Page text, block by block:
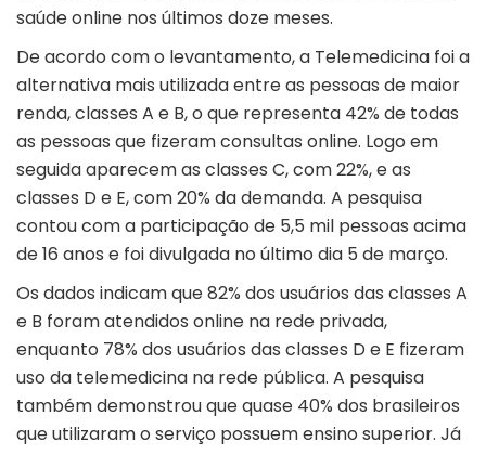
saúde online nos últimos doze meses.
De acordo com o levantamento, a Telemedicina foi a
alternativa mais utilizada entre as pessoas de maior
renda, classes A e B, o que representa 42% de todas
as pessoas que fizeram consultas online. Logo em
seguida aparecem as classes C, com 22%, e as
classes D e E, com 20% da demanda. A pesquisa
contou com a participação de 5,5 mil pessoas acima
de 16 anos e foi divulgada no último dia 5 de março.
Os dados indicam que 82% dos usuários das classes A
e B foram atendidos online na rede privada,
enquanto 78% dos usuários das classes D e E fizeram
uso da telemedicina na rede pública. A pesquisa
também demonstrou que quase 40% dos brasileiros
que utilizaram o serviço possuem ensino superior. Já